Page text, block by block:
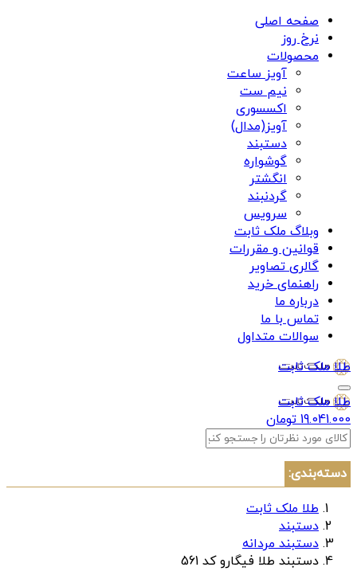
صفحه اصلی
نرخ روز
محصولات
آویز ساعت
نیم ست
اکسسوری
آویز(مدال)
دستبند
گوشواره
انگشتر
گردنبند
سرویس
وبلاگ ملک ثابت
قوانین و مقررات
گالری تصاویر
راهنمای خرید
درباره ما
تماس با ما
سوالات متداول
طلا ملک ثابت
طلا ملک ثابت
19.041.000 تومان
دسته‌بندی:
طلا ملک ثابت
دستبند
دستبند مردانه
دستبند طلا فیگارو کد 561